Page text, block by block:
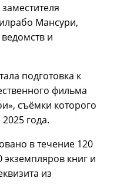
Мансури,
и
подготовка к
фильма
съёмки которого
года.
в течение 120
книг и
из